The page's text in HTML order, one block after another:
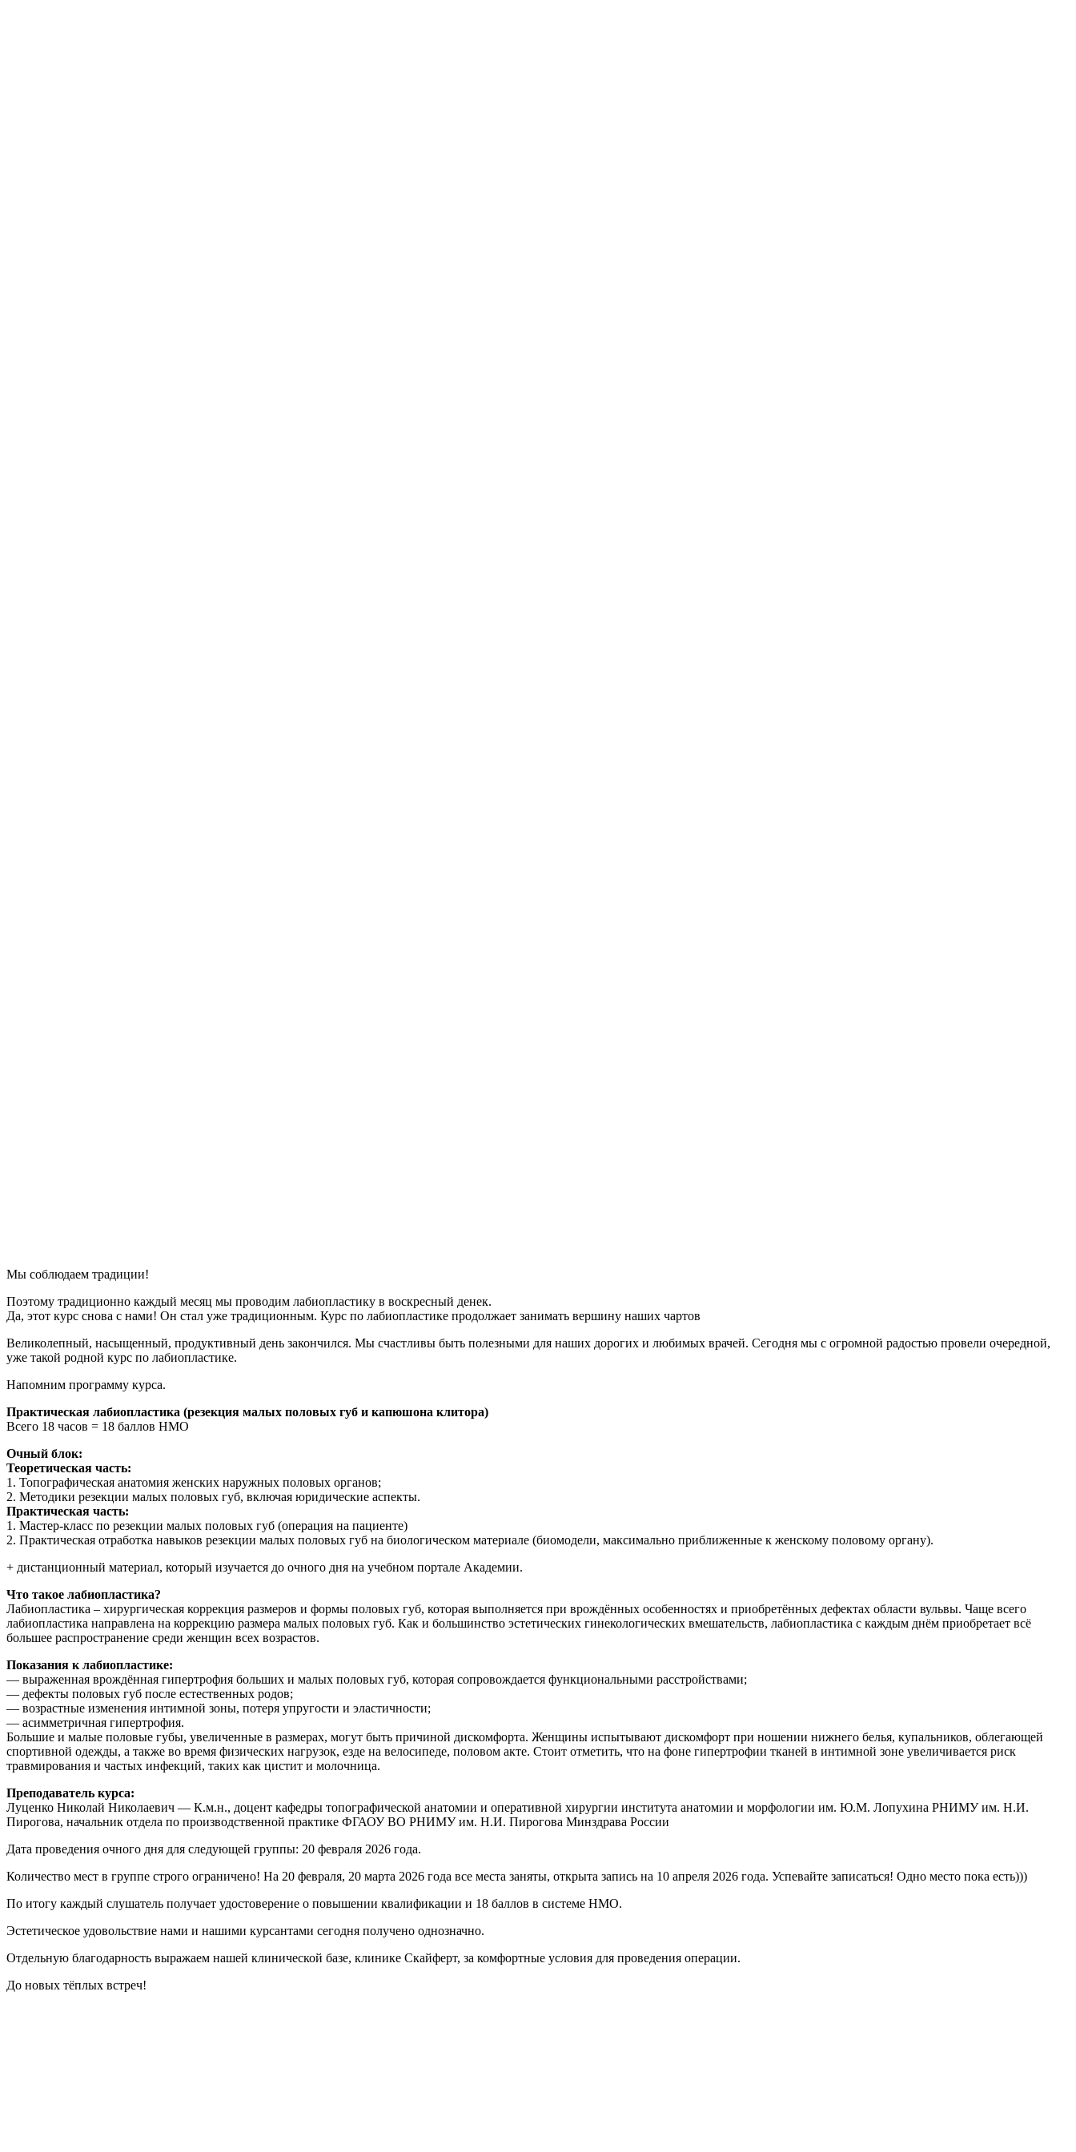
Мы соблюдаем традиции!
Поэтому традиционно каждый месяц мы проводим лабиопластику в воскресный денек.
Да, этот курс снова с нами! Он стал уже традиционным. Курс по лабиопластике продолжает занимать вершину наших чартов
Великолепный, насыщенный, продуктивный день закончился. Мы счастливы быть полезными для наших дорогих и любимых врачей. Сегодня мы с огромной радостью провели очередной,
уже такой родной курс по лабиопластике.
Напомним программу курса.
Практическая лабиопластика (резекция малых половых губ и капюшона клитора)
Всего 18 часов = 18 баллов НМО
Очный блок:
Теоретическая часть:
1. Топографическая анатомия женских наружных половых органов;
2. Методики резекции малых половых губ, включая юридические аспекты.
Практическая часть:
1. Мастер-класс по резекции малых половых губ (операция на пациенте)
2. Практическая отработка навыков резекции малых половых губ на биологическом материале (биомодели, максимально приближенные к женскому половому органу).
+ дистанционный материал, который изучается до очного дня на учебном портале Академии.
Что такое лабиопластика?
Лабиопластика – хирургическая коррекция размеров и формы половых губ, которая выполняется при врождённых особенностях и приобретённых дефектах области вульвы. Чаще всего
лабиопластика направлена на коррекцию размера малых половых губ. Как и большинство эстетических гинекологических вмешательств, лабиопластика с каждым днём приобретает всё
большее распространение среди женщин всех возрастов.
Показания к лабиопластике:
— выраженная врождённая гипертрофия больших и малых половых губ, которая сопровождается функциональными расстройствами;
— дефекты половых губ после естественных родов;
— возрастные изменения интимной зоны, потеря упругости и эластичности;
— асимметричная гипертрофия.
Большие и малые половые губы, увеличенные в размерах, могут быть причиной дискомфорта. Женщины испытывают дискомфорт при ношении нижнего белья, купальников, облегающей
спортивной одежды, а также во время физических нагрузок, езде на велосипеде, половом акте. Стоит отметить, что на фоне гипертрофии тканей в интимной зоне увеличивается риск
травмирования и частых инфекций, таких как цистит и молочница.
Преподаватель курса:
Луценко Николай Николаевич — К.м.н., доцент кафедры топографической анатомии и оперативной хирургии института анатомии и морфологии им. Ю.М. Лопухина РНИМУ им. Н.И.
Пирогова, начальник отдела по производственной практике ФГАОУ ВО РНИМУ им. Н.И. Пирогова Минздрава России
Дата проведения очного дня для следующей группы: 20 февраля 2026 года.
Количество мест в группе строго ограничено! На 20 февраля, 20 марта 2026 года все места заняты, открыта запись на 10 апреля 2026 года. Успевайте записаться! Одно место пока есть)))
По итогу каждый слушатель получает удостоверение о повышении квалификации и 18 баллов в системе НМО.
Эстетическое удовольствие нами и нашими курсантами сегодня получено однозначно.
Отдельную благодарность выражаем нашей клинической базе, клинике Скайферт, за комфортные условия для проведения операции.
До новых тёплых встреч!